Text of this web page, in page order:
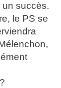
succès.
le PS se